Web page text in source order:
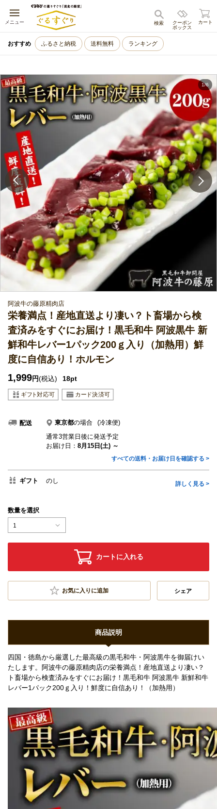
メニュー
キャンセル
クーポン
ボックス
検索 カート
おすすめ ふるさと納税 送料無料 ランキング
1/6
阿波牛の藤原精肉店
栄養満点！産地直送より凄い？ト畜場から検
査済みをすぐにお届け！黒毛和牛 阿波黒牛 新
鮮和牛レバー1パック200ｇ入り（加熱用）鮮
度に自信あり！ホルモン
1,999円(税込) 18pt
配送 東京都の場合
(冷凍便)
通常3営業日後に発送予定
お届け日： 8月15日(土) ～
すべての送料・お届け日を確認する >
ギフト のし 詳しく見る >
数量を選択
1
カートに入れる
お気に入りに追加 シェア
商品説明
四国・徳島から厳選した最高級の黒毛和牛・阿波黒牛を御届けい
たします。阿波牛の藤原精肉店の栄養満点！産地直送より凄い？
ト畜場から検査済みをすぐにお届け！黒毛和牛 阿波黒牛 新鮮和牛
レバー1パック200ｇ入り！鮮度に自信あり！（加熱用）